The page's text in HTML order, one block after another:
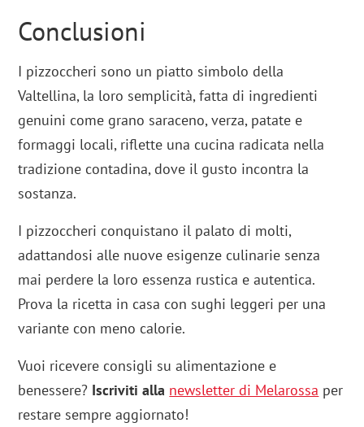
Conclusioni
I pizzoccheri sono un piatto simbolo della
Valtellina, la loro semplicità, fatta di ingredienti
genuini come grano saraceno, verza, patate e
formaggi locali, riflette una cucina radicata nella
tradizione contadina, dove il gusto incontra la
sostanza.
I pizzoccheri conquistano il palato di molti,
adattandosi alle nuove esigenze culinarie senza
mai perdere la loro essenza rustica e autentica.
Prova la ricetta in casa con sughi leggeri per una
variante con meno calorie.
Vuoi ricevere consigli su alimentazione e
benessere? Iscriviti alla newsletter di Melarossa per
restare sempre aggiornato!